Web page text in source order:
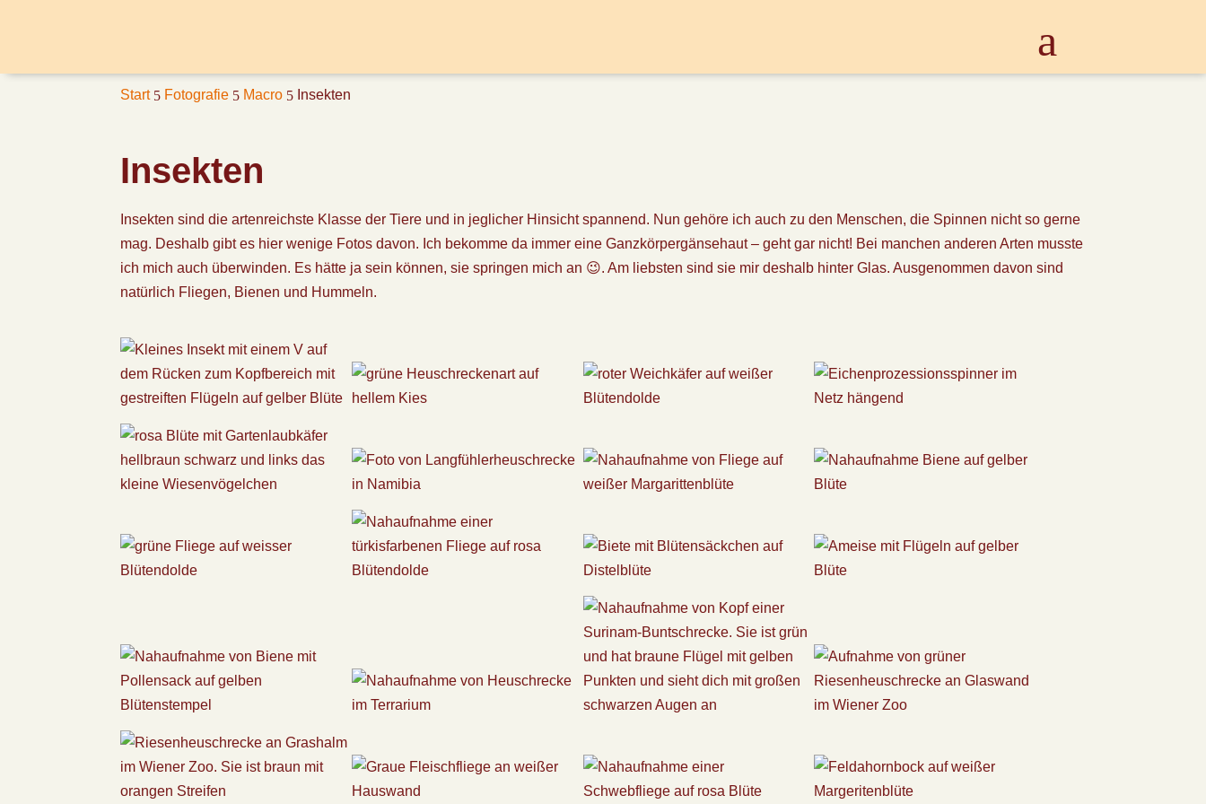
Start 5 Fotografie 5 Macro 5 Insekten
Insekten
Insekten sind die artenreichste Klasse der Tiere und in jeglicher Hinsicht spannend. Nun gehöre ich auch zu den Menschen, die Spinnen nicht so gerne
mag. Deshalb gibt es hier wenige Fotos davon. Ich bekomme da immer eine Ganzkörpergänsehaut – geht gar nicht! Bei manchen anderen Arten musste
ich mich auch überwinden. Es hätte ja sein können, sie springen mich an 😉. Am liebsten sind sie mir deshalb hinter Glas. Ausgenommen davon sind
natürlich Fliegen, Bienen und Hummeln.